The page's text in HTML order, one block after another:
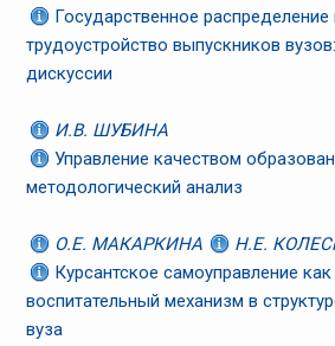
Государственное распределение
трудоустройство выпускников
дискуссии
И.В. ШУБИНА
Управление качеством
методологический анализ
О.Е. МАКАРКИНА
Н.Е.
Курсантское самоуправление
воспитательный механизм в
вуза